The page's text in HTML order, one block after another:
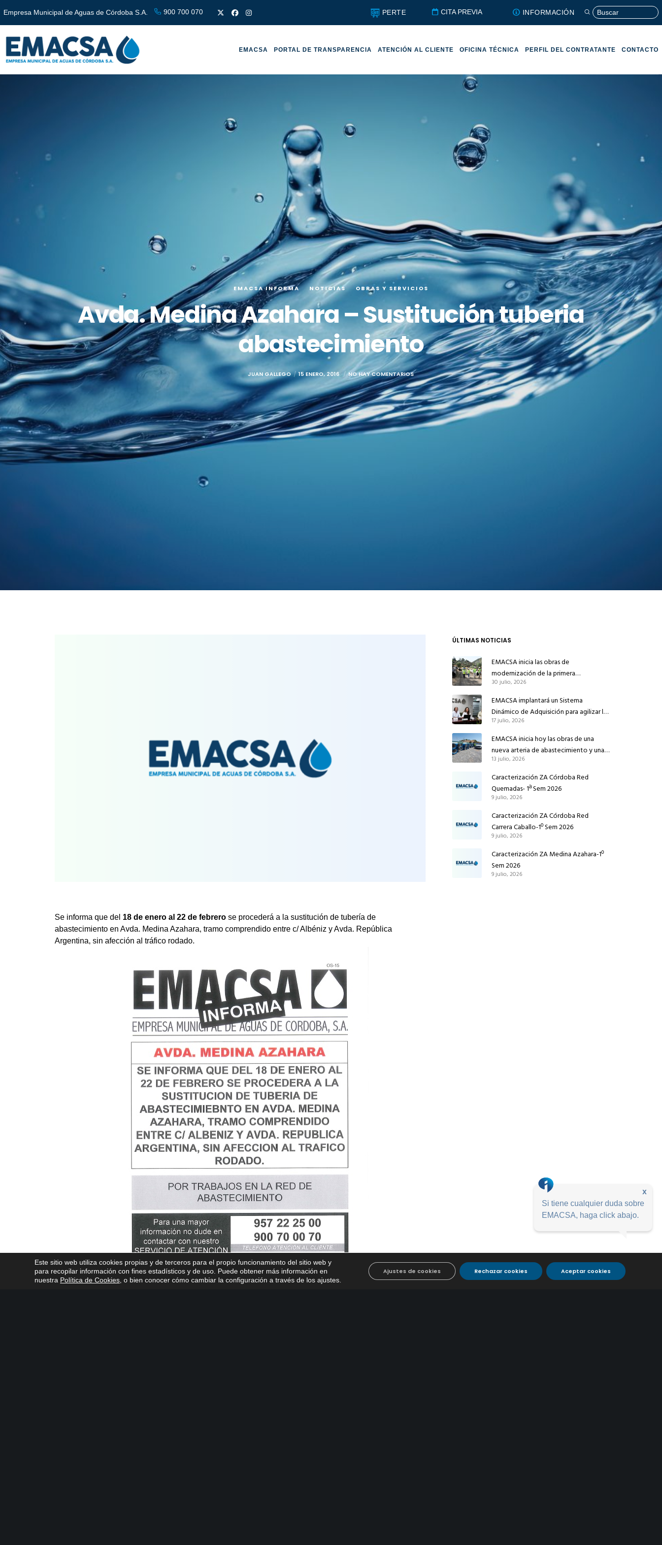
Empresa Municipal de Aguas de Córdoba S.A. 900 700 070 PERTE CITA PREVIA INFORMACIÓN
EMACSA PORTAL DE TRANSPARENCIA ATENCIÓN AL CLIENTE OFICINA TÉCNICA PERFIL DEL CONTRATANTE CONTACTO
EMACSA INFORMA NOTICIAS OBRAS Y SERVICIOS
Avda. Medina Azahara – Sustitución tuberia
abastecimiento
JUAN GALLEGO 15 ENERO, 2016 NO HAY COMENTARIOS
Se informa que del 18 de enero al 22 de febrero se procederá a la sustitución de tubería de
abastecimiento en Avda. Medina Azahara, tramo comprendido entre c/ Albéniz y Avda. República
Argentina, sin afección al tráfico rodado.
ÚLTIMAS NOTICIAS
EMACSA inicia las obras de
modernización de la primera
conducción de abastecimiento para
reforzar el suministro de agua de
Córdoba
30 julio, 2026
EMACSA implantará un Sistema
Dinámico de Adquisición para agilizar la
contratación de obras en sus redes e
instalaciones
17 julio, 2026
EMACSA inicia hoy las obras de una
nueva arteria de abastecimiento y una
red de agua no potable en Ingeniero
Ruiz de Azúa
13 julio, 2026
Caracterización ZA Córdoba Red
Quemadas- 1ª Sem 2026
9 julio, 2026
Caracterización ZA Córdoba Red
Carrera Caballo-1º Sem 2026
9 julio, 2026
Caracterización ZA Medina Azahara-1º
Sem 2026
9 julio, 2026
Este sitio web utiliza cookies propias y de terceros para el propio funcionamiento del sitio web y
para recopilar información con fines estadísticos y de uso. Puede obtener más información en
nuestra Política de Cookies , o bien conocer cómo cambiar la configuración a través de los ajustes
Aceptar cookies
Rechazar cookies
Ajustes de cookies
x
Si tiene cualquier duda sobre
EMACSA, haga click abajo.